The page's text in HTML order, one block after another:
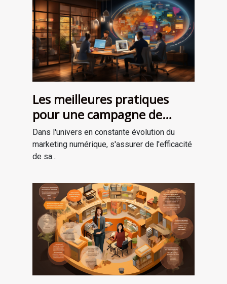
Les meilleures pratiques
pour une campagne de
marketing numérique
réussie
Dans l'univers en constante évolution du
marketing numérique, s'assurer de l'efficacité
de sa...